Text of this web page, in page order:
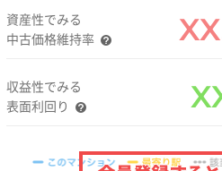
資産性でみる
中古価格維持率
収益性でみる
表面利回り